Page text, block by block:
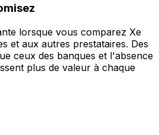
lorsque vous comparez Xe
et aux autres prestataires. Des
ceux des banques et l'absence
plus de valeur à chaque